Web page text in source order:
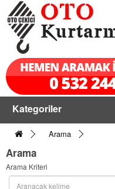
Kategoriler
Arama
Arama
Arama Kriteri